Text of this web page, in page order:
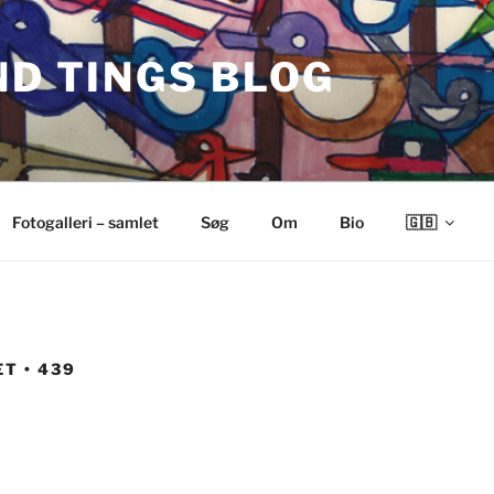
TINGS BLOG
Fotogalleri – samlet Søg Om Bio 🇬🇧
• 439